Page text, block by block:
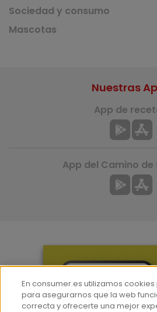
Sociedad y consumo
Mascotas
Nuestras
App de
App del Camino
En consumer.es utilizamos
para asegurarnos que la web
correcta y ofrecerte una mejor